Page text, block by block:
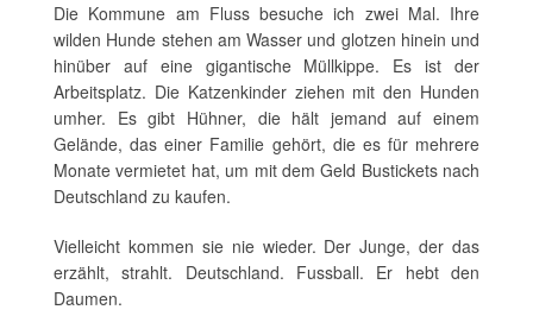
Die Kommune am Fluss besuche ich zwei Mal. Ihre
wilden Hunde stehen am Wasser und glotzen hinein und
hinüber auf eine gigantische Müllkippe. Es ist der
Arbeitsplatz. Die Katzenkinder ziehen mit den Hunden
umher. Es gibt Hühner, die hält jemand auf einem
Gelände, das einer Familie gehört, die es für mehrere
Monate vermietet hat, um mit dem Geld Bustickets nach
Deutschland zu kaufen.
Vielleicht kommen sie nie wieder. Der Junge, der das
erzählt, strahlt. Deutschland. Fussball. Er hebt den
Daumen.